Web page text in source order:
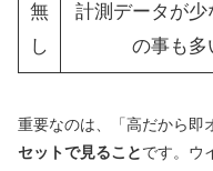
無
し
計測データが少
の事も多
重要なのは、「高だから即
セットで見ることです。ウ